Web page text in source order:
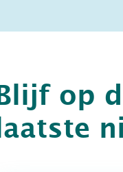
Blijf op
laatste